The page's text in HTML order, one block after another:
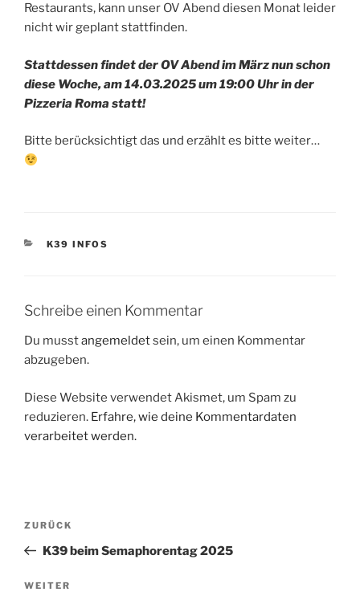
Restaurants, kann unser OV Abend diesen Monat leider
nicht wir geplant stattfinden.
Stattdessen findet der OV Abend im März nun schon
diese Woche, am 14.03.2025 um 19:00 Uhr in der
Pizzeria Roma statt!
Bitte berücksichtigt das und erzählt es bitte weiter…
KATEGORIEN
K39 INFOS
Schreibe einen Kommentar
Du musstangemeldetsein, um einen Kommentar
abzugeben.
Diese Website verwendet Akismet, um Spam zu
reduzieren. Erfahre, wie deine Kommentardaten
verarbeitet werden.
Beitragsnavigation
Vorheriger
Beitrag
ZURÜCK
K39 beim Semaphorentag 2025
Nächster
WEITER